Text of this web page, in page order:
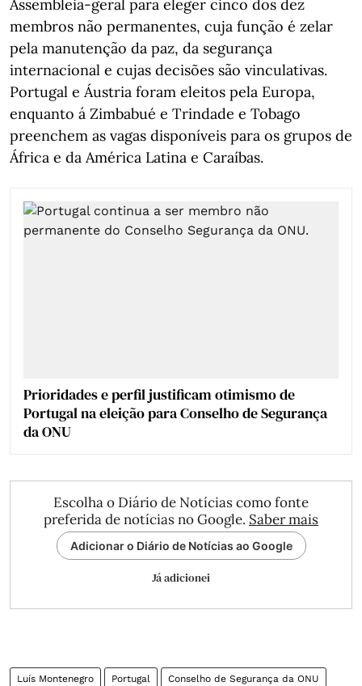
Assembleia-geral para eleger cinco dos dez
membros não permanentes, cuja função é zelar
pela manutenção da paz, da segurança
internacional e cujas decisões são vinculativas.
Portugal e Áustria foram eleitos pela Europa,
enquanto á Zimbabué e Trindade e Tobago
preenchem as vagas disponíveis para os grupos de
África e da América Latina e Caraíbas.
Prioridades e perfil justificam otimismo de
Portugal na eleição para Conselho de Segurança
da ONU
Escolha o Diário de Notícias como fonte
preferida de notícias no Google. Saber mais
Adicionar o Diário de Notícias ao Google
Já adicionei
Luís Montenegro Portugal Conselho de Segurança da ONU